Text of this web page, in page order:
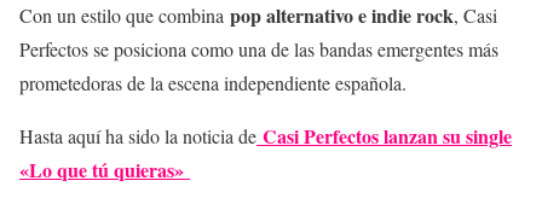
Con un estilo que combina pop alternativo e indie rock, Casi
Perfectos se posiciona como una de las bandas emergentes más
prometedoras de la escena independiente española.
Hasta aquí ha sido la noticia de Casi Perfectos lanzan su single
«Lo que tú quieras»